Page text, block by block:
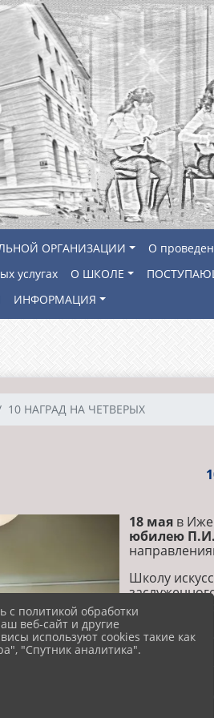
ОРГАНИЗАЦИИ
О
услугах
О ШКОЛЕ
ИНФОРМАЦИЯ
10 НАГРАД НА ЧЕТВЕРЫХ
18 мая в
юбилею
Школу
призовые
- Литвинюк
-
-
- Семенец
с политикой обработки
веб-сайт и другие
используют cookies такие как
"Спутник аналитика".